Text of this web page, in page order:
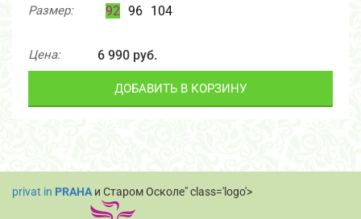
Размер: 92 96 104
Цена: 6 990 руб.
ДОБАВИТЬ В КОРЗИНУ
privat in PRAHA и Старом Осколе" class='logo'>